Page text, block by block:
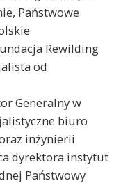
Państwowe
Rewilding
od
Generalny w
biuro
inżynierii
dyrektora instytut
Państwowy